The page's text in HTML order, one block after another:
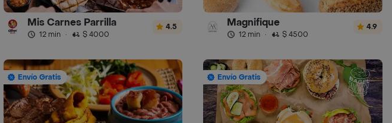
Mis Carnes Parrilla
12 min · $ 4000
4.5 Magnifique
12 min · $ 4500
4.9
Envío Gratis Envío Gratis